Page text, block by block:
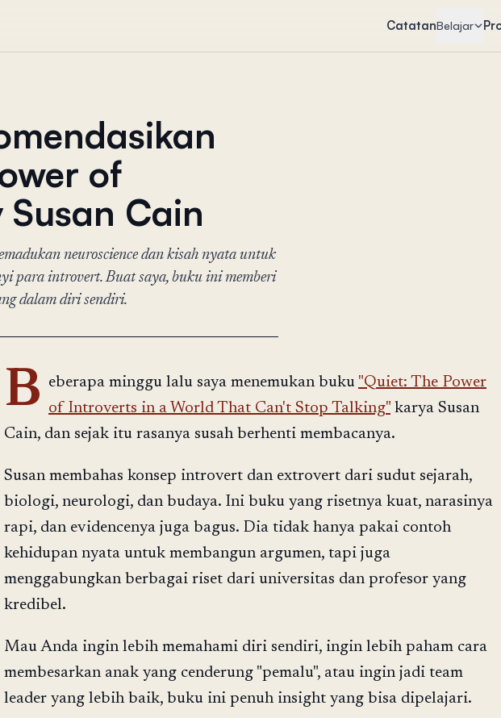
CatatanBelajar
of
Cain
neuroscience dan kisah nyata untuk
para introvert. Buat saya, buku ini memberi
dalam diri sendiri.
B eberapa minggu lalu saya menemukan buku "Quiet: The Power
of Introverts in a World That Can't Stop Talking" karya Susan
Cain, dan sejak itu rasanya susah berhenti membacanya.
Susan membahas konsep introvert dan extrovert dari sudut sejarah,
biologi, neurologi, dan budaya. Ini buku yang risetnya kuat, narasinya
rapi, dan evidencenya juga bagus. Dia tidak hanya pakai contoh
kehidupan nyata untuk membangun argumen, tapi juga
menggabungkan berbagai riset dari universitas dan profesor yang
kredibel.
Mau Anda ingin lebih memahami diri sendiri, ingin lebih paham cara
membesarkan anak yang cenderung "pemalu", atau ingin jadi team
leader yang lebih baik, buku ini penuh insight yang bisa dipelajari.